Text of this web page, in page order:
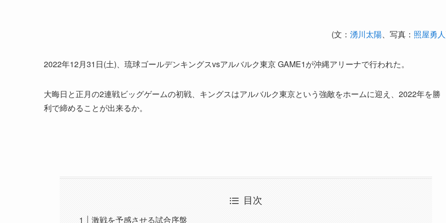
(文： 湧川太陽、写真： 照屋勇人
2022年12月31日(土)、琉球ゴールデンキングスvsアルバルク東京 GAME1が沖縄アリーナで行われた。
大晦日と正月の2連戦ビッグゲームの初戦、キングスはアルバルク東京という強敵をホームに迎え、2022年を勝
利で締めることが出来るか。
目次
激戦を予感させる試合序盤